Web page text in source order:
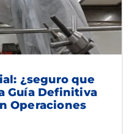
¿seguro que
Guía Definitiva
Operaciones